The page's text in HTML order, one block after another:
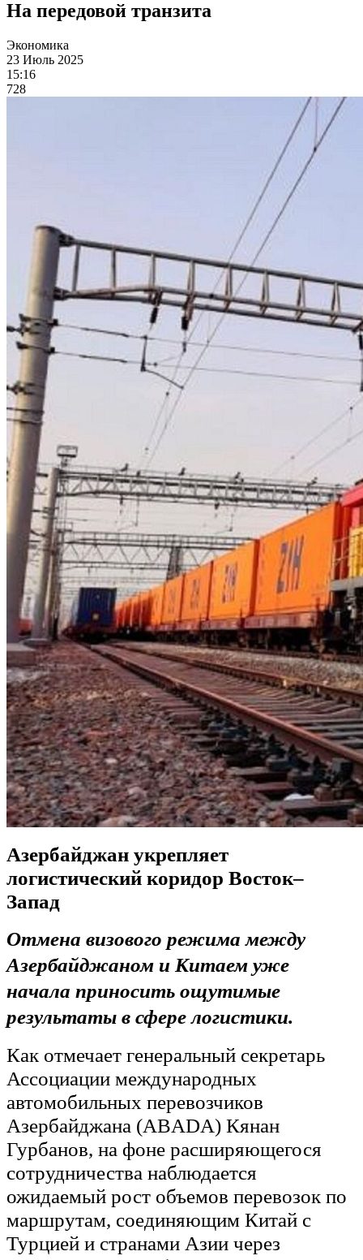
На передовой транзита
Экономика
23 Июль 2025
15:16
728
Азербайджан укрепляет
логистический коридор Восток–
Запад
Отмена визового режима между
Азербайджаном и Китаем уже
начала приносить ощутимые
результаты в сфере логистики.
Как отмечает генеральный секретарь
Ассоциации международных
автомобильных перевозчиков
Азербайджана (ABADA) Кянан
Гурбанов, на фоне расширяющегося
сотрудничества наблюдается
ожидаемый рост объемов перевозок по
маршрутам, соединяющим Китай с
Турцией и странами Азии через